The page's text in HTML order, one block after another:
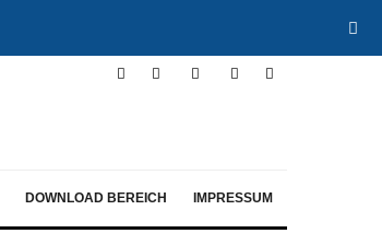
DOWNLOAD BEREICH IMPRESSUM